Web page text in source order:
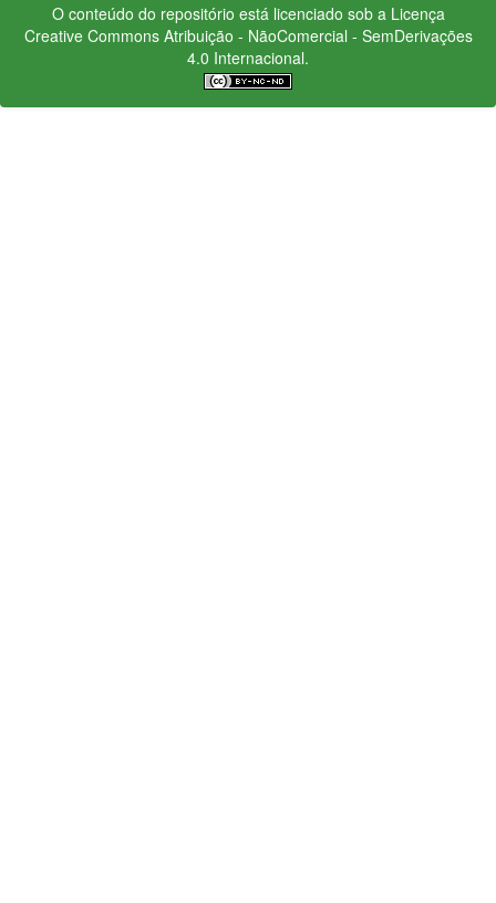
O conteúdo do repositório está licenciado sob a Licença
Creative CommonsAtribuição - NãoComercial - SemDerivações
4.0 Internacional.